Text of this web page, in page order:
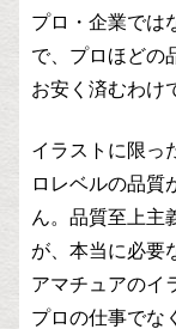
プロ・企業では
で、プロほどの
お安く済むわけ
イラストに限っ
ロレベルの品質
ん。品質至上主
が、本当に必要
アマチュアのイ
プロの仕事でな